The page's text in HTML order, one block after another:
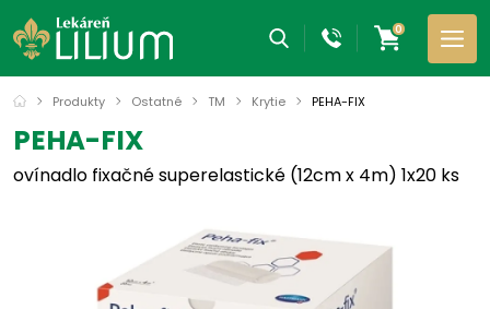
0
Produkty Ostatné TM Krytie PEHA-FIX
PEHA-FIX
ovínadlo fixačné superelastické (12cm x 4m) 1x20 ks